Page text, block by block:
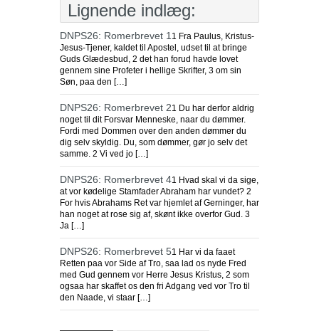
Lignende indlæg:
DNPS26: Romerbrevet 1 1 Fra Paulus, Kristus-
Jesus-Tjener, kaldet til Apostel, udset til at bringe
Guds Glædesbud, 2 det han forud havde lovet
gennem sine Profeter i hellige Skrifter, 3 om sin
Søn, paa den […]
DNPS26: Romerbrevet 21 Du har derfor aldrig
noget til dit Forsvar Menneske, naar du dømmer.
Fordi med Dommen over den anden dømmer du
dig selv skyldig. Du, som dømmer, gør jo selv det
samme. 2 Vi ved jo […]
DNPS26: Romerbrevet 41 Hvad skal vi da sige,
at vor kødelige Stamfader Abraham har vundet? 2
For hvis Abrahams Ret var hjemlet af Gerninger, har
han noget at rose sig af, skønt ikke overfor Gud. 3
Ja […]
DNPS26: Romerbrevet 51 Har vi da faaet
Retten paa vor Side af Tro, saa lad os nyde Fred
med Gud gennem vor Herre Jesus Kristus, 2 som
ogsaa har skaffet os den fri Adgang ved vor Tro til
den Naade, vi staar […]